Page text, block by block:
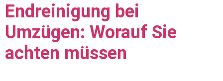
Endreinigung bei
Umzügen: Worauf Sie
achten müssen